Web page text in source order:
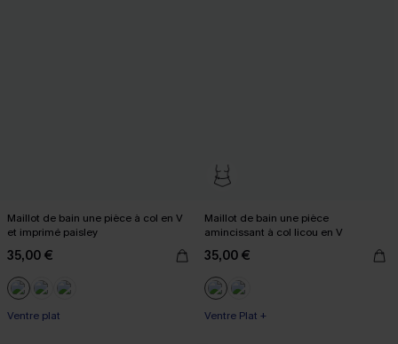
Maillot de bain une pièce à col en V
et imprimé paisley
35,00 €
Ventre plat
Maillot de bain une pièce
amincissant à col licou en V
35,00 €
Ventre Plat +